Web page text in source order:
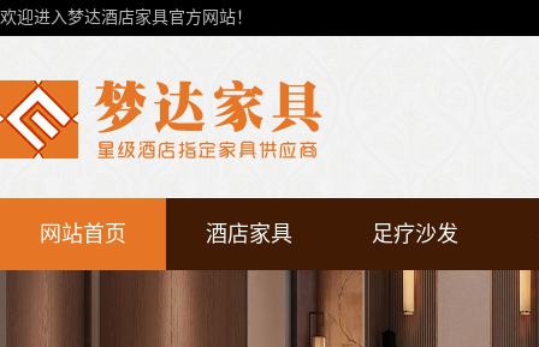
欢迎进入梦达酒店家具官方网站！
网站首页 酒店家具 足疗沙发